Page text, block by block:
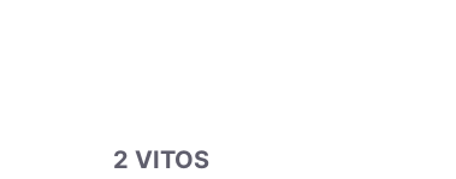
2 VITOS